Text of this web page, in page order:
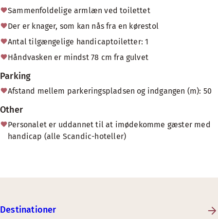
Sammenfoldelige armlæn ved toilettet
Der er knager, som kan nås fra en kørestol
Antal tilgængelige handicaptoiletter: 1
Håndvasken er mindst 78 cm fra gulvet
Parking
Afstand mellem parkeringspladsen og indgangen (m): 50
Other
Personalet er uddannet til at imødekomme gæster med
handicap (alle Scandic-hoteller)
Destinationer